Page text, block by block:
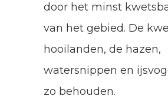
door het minst
van het gebied. De
hooilanden, de hazen,
watersnippen en
zo behouden.